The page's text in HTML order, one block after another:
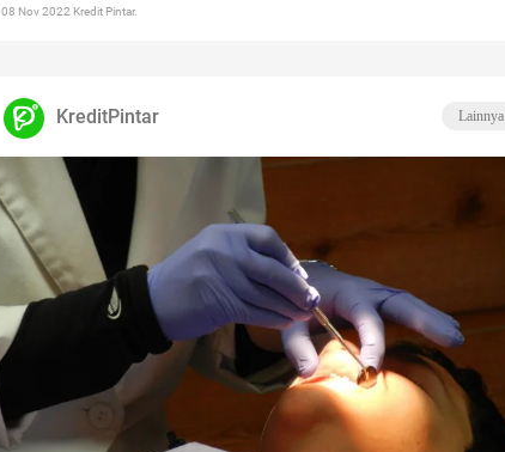
08 Nov 2022 Kredit Pintar.
KreditPintar Lainnya